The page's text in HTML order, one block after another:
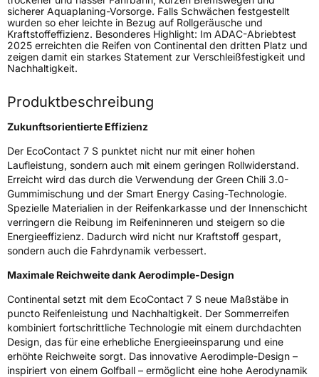
VerwendungSommerreifen
ModellnameEcoContact 7 S
FahrzeugartPKW & SUV
Weitere Eigenschaften
SchlauchtypTL
ZustandNeureifen
VerstärktXL
ElektroJa
Empfohlen für VW+
EU Label
EffizienzA
NasshaftungA
sicherer Aquaplaning-Vorsorge. Falls Schwächen festgestellt
wurden so eher leichte in Bezug auf Rollgeräusche und
Kraftstoffeffizienz. Besonderes Highlight: Im ADAC-Abriebtest
2025 erreichten die Reifen von Continental den dritten Platz und
zeigen damit ein starkes Statement zur Verschleißfestigkeit und
Nachhaltigkeit.
Produktbeschreibung
Zukunftsorientierte Effizienz
Der EcoContact 7 S punktet nicht nur mit einer hohen
Laufleistung, sondern auch mit einem geringen Rollwiderstand.
Erreicht wird das durch die Verwendung der Green Chili 3.0-
Gummimischung und der Smart Energy Casing-Technologie.
Spezielle Materialien in der Reifenkarkasse und der Innenschicht
verringern die Reibung im Reifeninneren und steigern so die
Energieeffizienz. Dadurch wird nicht nur Kraftstoff gespart,
sondern auch die Fahrdynamik verbessert.
Maximale Reichweite dank Aerodimple-Design
Continental setzt mit dem EcoContact 7 S neue Maßstäbe in
puncto Reifenleistung und Nachhaltigkeit. Der Sommerreifen
kombiniert fortschrittliche Technologie mit einem durchdachten
Design, das für eine erhebliche Energieeinsparung und eine
erhöhte Reichweite sorgt. Das innovative Aerodimple-Design –
inspiriert von einem Golfball – ermöglicht eine hohe Aerodynamik